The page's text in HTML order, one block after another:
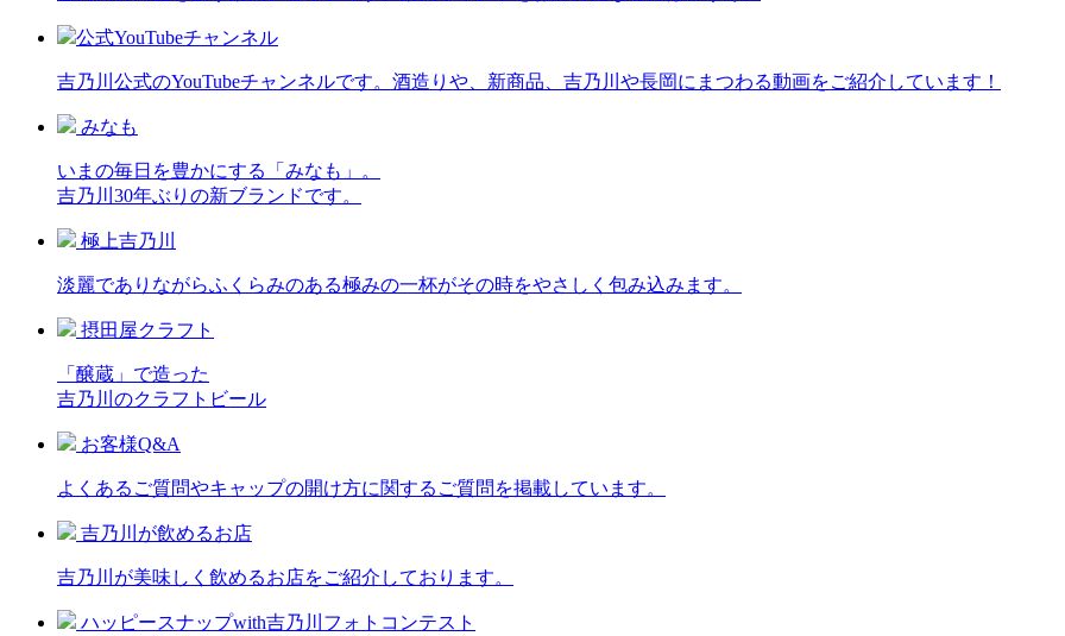
公式YouTubeチャンネル
吉乃川公式のYouTubeチャンネルです。酒造りや、新商品、吉乃川や長岡にまつわる動画をご紹介しています！
みなも
いまの毎日を豊かにする「みなも」。
吉乃川30年ぶりの新ブランドです。
極上吉乃川
淡麗でありながらふくらみのある極みの一杯がその時をやさしく包み込みます。
摂田屋クラフト
「醸蔵」で造った
吉乃川のクラフトビール
お客様Q&A
よくあるご質問やキャップの開け方に関するご質問を掲載しています。
吉乃川が飲めるお店
吉乃川が美味しく飲めるお店をご紹介しております。
ハッピースナップwith吉乃川フォトコンテスト